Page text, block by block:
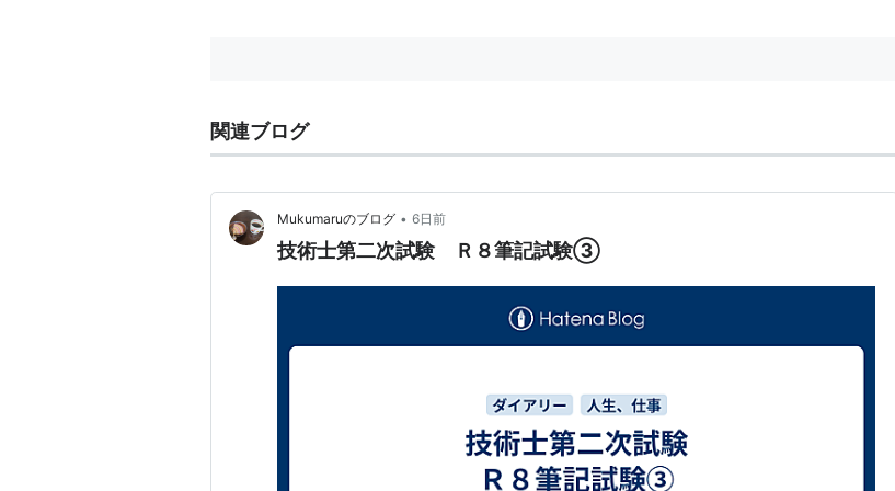
第100条 一級河川及び二級河川以外の河川で市町村長が指定したもの（以下「準用河
川」という。）については、この法律中二級河川に関する規定（政令で定める規定を除
「市町村長」と、「都道府県」とあるのは「市町村」と、「国土交通大臣」とあるのは
「都道府県知事」と読み替えるものとする。
関連ブログ
Mukumaruのブログ • 6日前
技術士第二次試験 Ｒ８筆記試験③